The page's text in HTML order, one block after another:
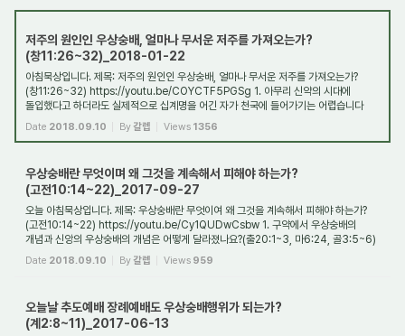
저주의 원인인 우상숭배, 얼마나 무서운 저주를 가져오는가?
(창11:26~32)_2018-01-22
아침묵상입니다. 제목: 저주의 원인인 우상숭배, 얼마나 무서운 저주를 가져오는가?
(창11:26~32) https://youtu.be/COYCTF5PGSg 1. 아무리 신약의 시대에
돌입했다고 하더라도 실제적으로 십계명을 어긴 자가 천국에 들어가기는 어렵습니다
(그래도 회개하기만 ...
Date 2018.09.10 By갈렙 Views 1356
우상숭배란 무엇이며 왜 그것을 계속해서 피해야 하는가?
(고전10:14~22)_2017-09-27
오늘 아침묵상입니다. 제목: 우상숭배란 무엇이여 왜 그것을 계속해서 피해야 하는가?
(고전10:14~22) https://youtu.be/Cy1QUDwCsbw 1. 구약에서 우상숭배의
개념과 신앙의 우상숭배의 개념은 어떻게 달라졌나요?(출20:1~3, 마6:24, 골3:5~6)
2. 신약이후 사도...
Date 2018.09.10 By갈렙 Views 959
오늘날 추도예배 장례예배도 우상숭배행위가 되는가?
(계2:8~11)_2017-06-13